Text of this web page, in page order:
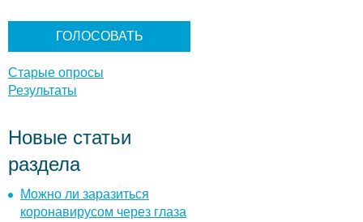
Старые опросы
Результаты
Новые статьи
раздела
Можно ли заразиться
коронавирусом через глаза